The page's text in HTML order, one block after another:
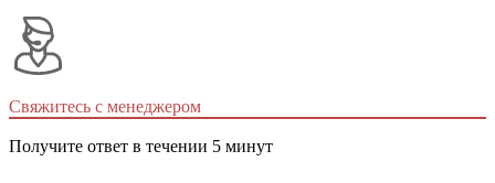
Свяжитесь с менеджером
Получите ответ в течении 5 минут